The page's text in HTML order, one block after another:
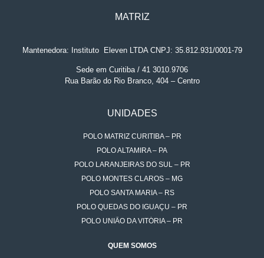
MATRIZ
Mantenedora: Instituto. Eleven LTDA CNPJ: 35.812.931/0001-79
Sede em Curitiba / 41 3010.9706
Rua Barão do Rio Branco, 404 – Centro
UNIDADES
POLO MATRIZ CURITIBA – PR
POLO ALTAMIRA – PA
POLO LARANJEIRAS DO SUL – PR
POLO MONTES CLAROS – MG
POLO SANTA MARIA – RS
POLO QUEDAS DO IGUAÇU – PR
POLO UNIÃO DA VITÓRIA – PR
QUEM SOMOS